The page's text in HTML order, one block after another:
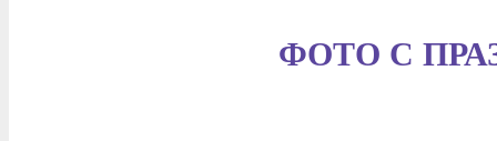
ФОТО С